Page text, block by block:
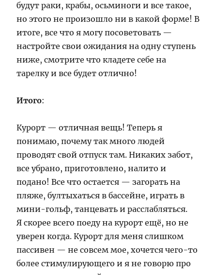
будут раки, крабы, осьминоги и все такое,
но этого не произошло ни в какой форме! В
итоге, все что я могу посоветовать —
настройте свои ожидания на одну ступень
ниже, смотрите что кладете себе на
тарелку и все будет отлично!
Итого:
Курорт — отличная вещь! Теперь я
понимаю, почему так много людей
проводят свой отпуск там. Никаких забот,
все убрано, приготовлено, налито и
подано! Все что остается — загорать на
пляже, бултыхаться в бассейне, играть в
мини-гольф, танцевать и расслабляться.
Я скорее всего поеду на курорт ещё, но не
уверен когда. Курорт для меня слишком
пассивен — не совсем мое, хочется чего-то
более стимулирующего и я не говорю про